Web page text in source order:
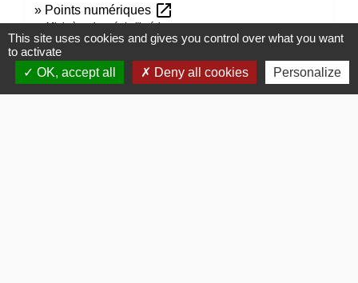
Points numériques open_in_new
Ministère chargé de l'intérieur
Tutoriel : déclaration de cession d'un véhicule
Agence nationale des titres sécurisés (ANTS)
open_in_new
This site uses cookies and gives you control over what you want
to activate
OK, accept all
Deny all cookies Personalize